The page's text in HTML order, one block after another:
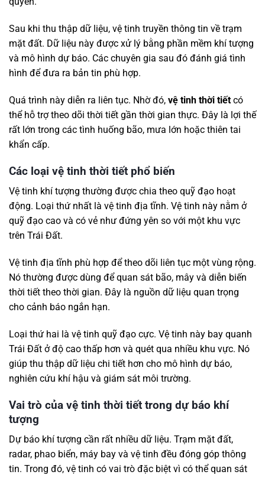
Sau khi thu thập dữ liệu, vệ tinh truyền thông tin về trạm
mặt đất. Dữ liệu này được xử lý bằng phần mềm khí tượng
và mô hình dự báo. Các chuyên gia sau đó đánh giá tình
hình để đưa ra bản tin phù hợp.
Quá trình này diễn ra liên tục. Nhờ đó, vệ tinh thời tiết có
thể hỗ trợ theo dõi thời tiết gần thời gian thực. Đây là lợi thế
rất lớn trong các tình huống bão, mưa lớn hoặc thiên tai
khẩn cấp.
Các loại vệ tinh thời tiết phổ biến
Vệ tinh khí tượng thường được chia theo quỹ đạo hoạt
động. Loại thứ nhất là vệ tinh địa tĩnh. Vệ tinh này nằm ở
quỹ đạo cao và có vẻ như đứng yên so với một khu vực
trên Trái Đất.
Vệ tinh địa tĩnh phù hợp để theo dõi liên tục một vùng rộng.
Nó thường được dùng để quan sát bão, mây và diễn biến
thời tiết theo thời gian. Đây là nguồn dữ liệu quan trọng
cho cảnh báo ngắn hạn.
Loại thứ hai là vệ tinh quỹ đạo cực. Vệ tinh này bay quanh
Trái Đất ở độ cao thấp hơn và quét qua nhiều khu vực. Nó
giúp thu thập dữ liệu chi tiết hơn cho mô hình dự báo,
nghiên cứu khí hậu và giám sát môi trường.
Vai trò của vệ tinh thời tiết trong dự báo khí
tượng
Dự báo khí tượng cần rất nhiều dữ liệu. Trạm mặt đất,
radar, phao biển, máy bay và vệ tinh đều đóng góp thông
tin. Trong đó, vệ tinh có vai trò đặc biệt vì có thể quan sát